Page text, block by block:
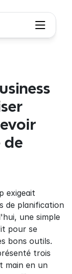
de
exigeait
de planification
une simple
pour se
bons outils.
trois
main en un